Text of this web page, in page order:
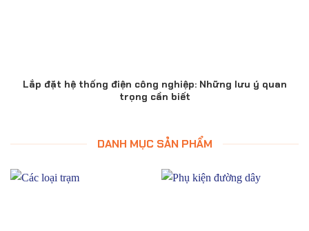
Lắp đặt hệ thống điện công nghiệp: Những lưu ý quan
trọng cần biết
DANH MỤC SẢN PHẨM